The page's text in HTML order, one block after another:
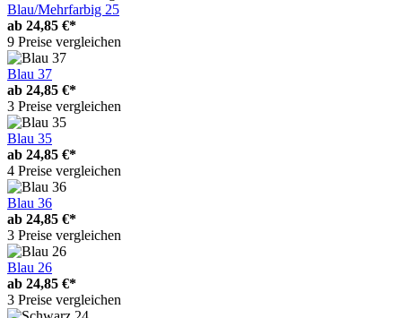
Blau/Mehrfarbig 25
ab 24,85 €*
9 Preise vergleichen
Blau 37
ab 24,85 €*
3 Preise vergleichen
Blau 35
ab 24,85 €*
4 Preise vergleichen
Blau 36
ab 24,85 €*
3 Preise vergleichen
Blau 26
ab 24,85 €*
3 Preise vergleichen